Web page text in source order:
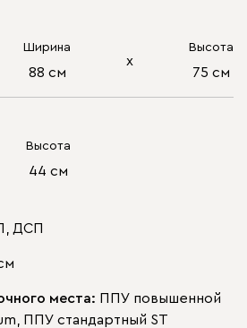
Ширина
88 см
х
Высота
75 см
Высота
44 см
ДСП
места: ППУ повышенной
ППУ стандартный ST